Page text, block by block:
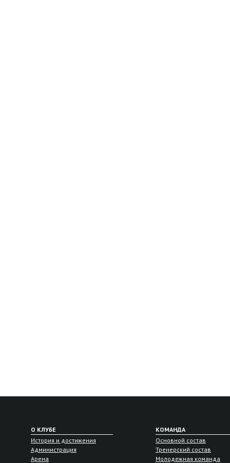
О КЛУБЕ
История и достижения
Администрация
Арена
КОМАНДА
Основной состав
Тренерский состав
Молодежная команда